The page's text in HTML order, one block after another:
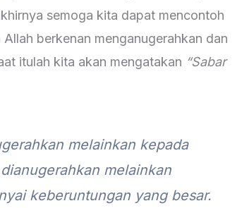
semoga kita dapat mencontoh
berkenan menganugerahkan dan
itulah kita akan mengatakan “Sabar
melainkan kepada
melainkan
keberuntungan yang besar.